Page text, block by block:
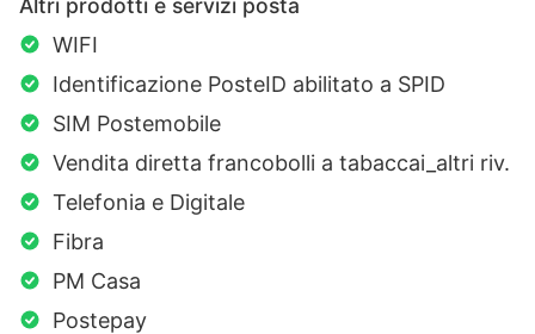
WIFI
Identificazione PosteID abilitato a SPID
SIM Postemobile
Vendita diretta francobolli a tabaccai_altri riv.
Telefonia e Digitale
Fibra
PM Casa
Postepay